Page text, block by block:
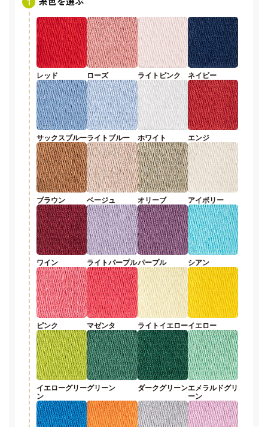
レッド ローズ ライトピンク ネイビー
サックスブルーライトブルー ホワイト エンジ
ブラウン ベージュ オリーブ アイボリー
ワイン ライトパープルパープル シアン
ピンク マゼンタ ライトイエローイエロー
イエローグリー
ン
グリーン ダークグリーンエメラルドグリ
ーン